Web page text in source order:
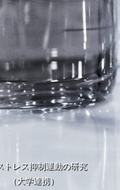
トレス抑制運動の研究
（大学連携）